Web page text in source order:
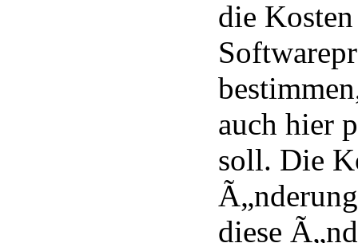
die
auch hier
soll. Die
diese